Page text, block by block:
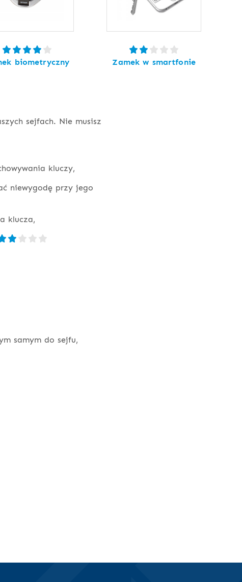
biometryczny Zamek w smartfonie
sejfach. Nie musisz
kluczy,
niewygodę przy jego
klucza,
samym do sejfu,